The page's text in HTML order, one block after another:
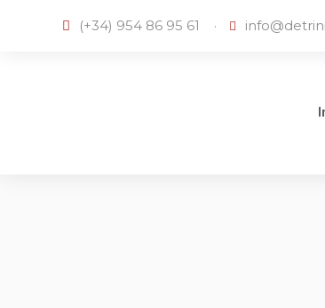
(+34) 954 86 95 61 ·